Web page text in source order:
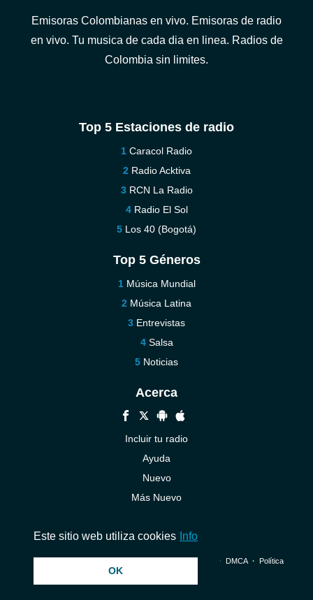
Emisoras Colombianas en vivo. Emisoras de radio
en vivo. Tu musica de cada dia en linea. Radios de
Colombia sin limites.
Top 5 Estaciones de radio
Caracol Radio
Radio Acktiva
RCN La Radio
Radio El Sol
Los 40 (Bogotá)
Top 5 Géneros
Música Mundial
Música Latina
Entrevistas
Salsa
Noticias
Acerca
Incluir tu radio
Ayuda
Nuevo
Más Nuevo
© 2026 InstantAudio. Reservados todos los derechos. ・ DMCA・ Política
Este sitio web utiliza cookies Info
OK